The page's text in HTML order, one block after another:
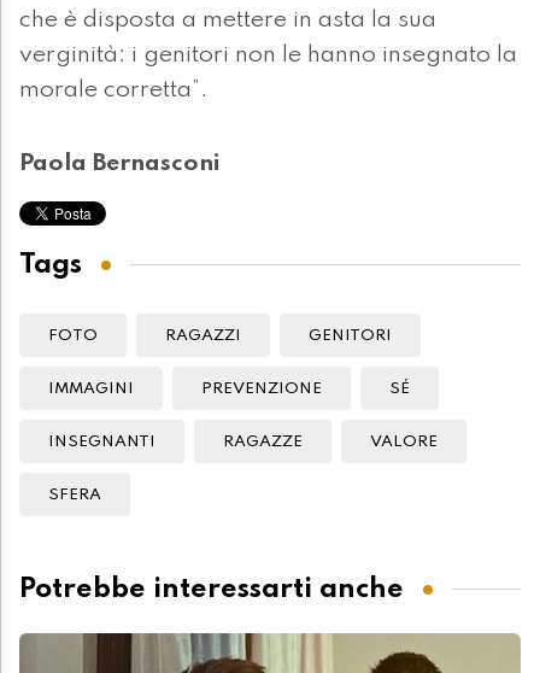
che è disposta a mettere in asta la sua
verginità: i genitori non le hanno insegnato la
morale corretta”.
Paola Bernasconi
Tags
FOTO RAGAZZI GENITORI
IMMAGINI PREVENZIONE SÉ
INSEGNANTI RAGAZZE VALORE
SFERA
Potrebbe interessarti anche